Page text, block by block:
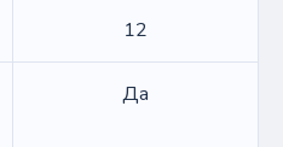
12
Да